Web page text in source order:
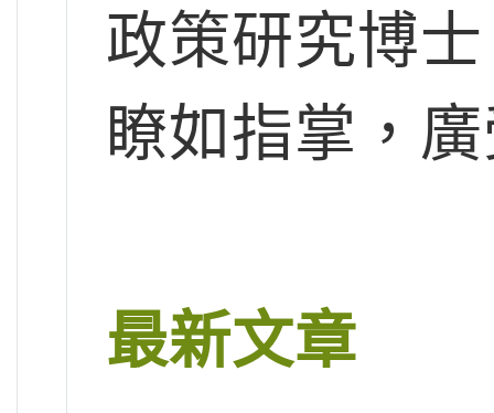
政策研究博
瞭如指掌，
最新文章